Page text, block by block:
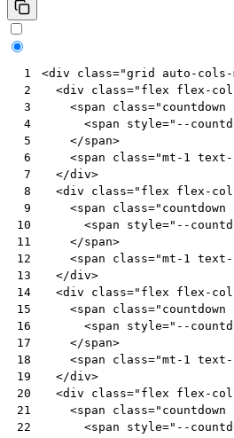
1
2
3
4
5
6
7
8
9
10
11
12
13
14
15
16
17
18
19
20
21
22
<div class="grid auto-
<div class="flex flex-col
<span class=
<span style="--
</span>
<span class="mt-1 text-
</div>
<div class="flex flex-col
<span class=
<span style="--
</span>
<span class="mt-1 text-
</div>
<div class="flex flex-col
<span class=
<span style="--
</span>
<span class="mt-1 text-
</div>
<div class="flex flex-col
<span class=
<span style="--